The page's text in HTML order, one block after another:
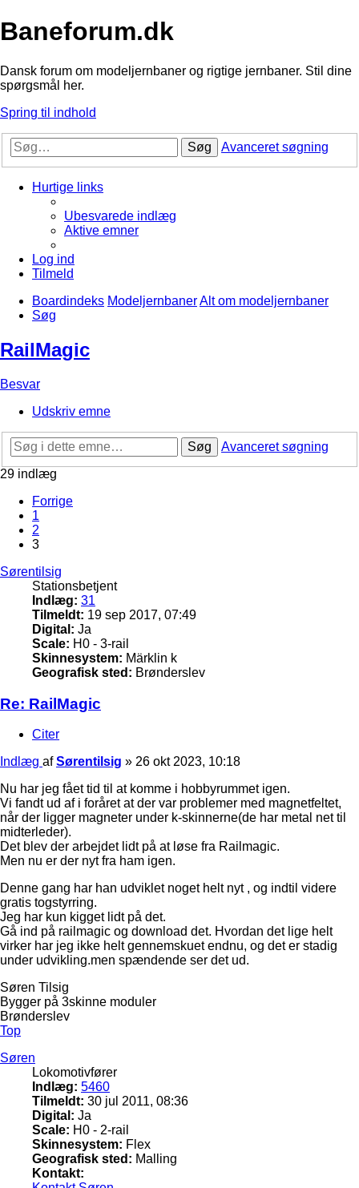
Baneforum.dk
Dansk forum om modeljernbaner og rigtige jernbaner. Stil dine
spørgsmål her.
Spring til indhold
Søg Avanceret søgning
Hurtige links
Ubesvarede indlæg
Aktive emner
Log ind
Tilmeld
Boardindeks ModeljernbanerAlt om modeljernbaner
Søg
RailMagic
Besvar
Udskriv emne
Søg
Avanceret søgning
29 indlæg
Forrige
1
2
3
Sørentilsig
Stationsbetjent
Indlæg: 31
Tilmeldt: 19 sep 2017, 07:49
Digital: Ja
Scale: H0 - 3-rail
Skinnesystem: Märklin k
Geografisk sted: Brønderslev
Re: RailMagic
Citer
Indlæg afSørentilsig » 26 okt 2023, 10:18
Nu har jeg fået tid til at komme i hobbyrummet igen.
Vi fandt ud af i foråret at der var problemer med magnetfeltet,
når der ligger magneter under k-skinnerne(de har metal net til
midterleder).
Det blev der arbejdet lidt på at løse fra Railmagic.
Men nu er der nyt fra ham igen.
Denne gang har han udviklet noget helt nyt , og indtil videre
gratis togstyrring.
Jeg har kun kigget lidt på det.
Gå ind på railmagic og download det. Hvordan det lige helt
virker har jeg ikke helt gennemskuet endnu, og det er stadig
under udvikling.men spændende ser det ud.
Søren Tilsig
Bygger på 3skinne moduler
Brønderslev
Top
Søren
Lokomotivfører
Indlæg: 5460
Tilmeldt: 30 jul 2011, 08:36
Digital: Ja
Scale: H0 - 2-rail
Skinnesystem: Flex
Geografisk sted: Malling
Kontakt: